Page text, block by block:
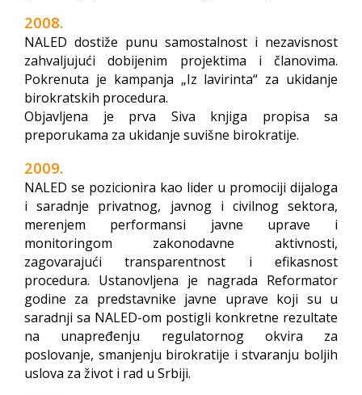
2008.
NALED dostiže punu samostalnost i nezavisnost
zahvaljujući dobijenim projektima i članovima.
Pokrenuta je kampanja „Iz lavirinta“ za ukidanje
birokratskih procedura.
Objavljena je prva Siva knjiga propisa sa
preporukama za ukidanje suvišne birokratije.
2009.
NALED se pozicionira kao lider u promociji dijaloga
i saradnje privatnog, javnog i civilnog sektora,
merenjem performansi javne uprave i
monitoringom zakonodavne aktivnosti,
zagovarajući transparentnost i efikasnost
procedura. Ustanovljena je nagrada Reformator
godine za predstavnike javne uprave koji su u
saradnji sa NALED-om postigli konkretne rezultate
na unapređenju regulatornog okvira za
poslovanje, smanjenju birokratije i stvaranju boljih
uslova za život i rad u Srbiji.